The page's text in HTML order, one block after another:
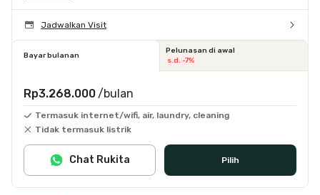
Jadwalkan Visit
Bayar bulanan
Pelunasan di awal
s.d. -7%
Rp3.268.000 /bulan
Termasuk internet/wifi, air, laundry, cleaning
Tidak termasuk listrik
Pilih
Chat Rukita